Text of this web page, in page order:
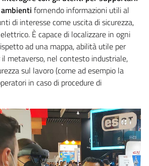
fornendo informazioni utili al
di interesse come uscita di sicurezza,
È capace di localizzare in ogni
ad una mappa, abilità utile per
metaverso, nel contesto industriale,
sul lavoro (come ad esempio la
in caso di procedure di